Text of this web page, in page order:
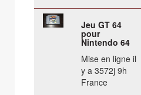
Jeu GT 64
pour
Nintendo 64
Mise en ligne il
y a 3572j 9h
France